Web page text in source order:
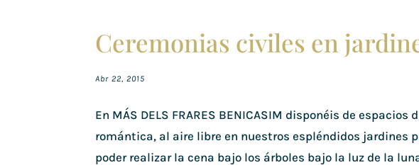
Ceremonias civiles en
Abr 22, 2015
En MÁS DELS FRARES BENICASIM disponéis de
romántica, al aire libre en nuestros espléndidos jardines
poder realizar la cena bajo los árboles bajo la luz de la